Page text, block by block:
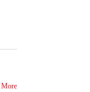
More